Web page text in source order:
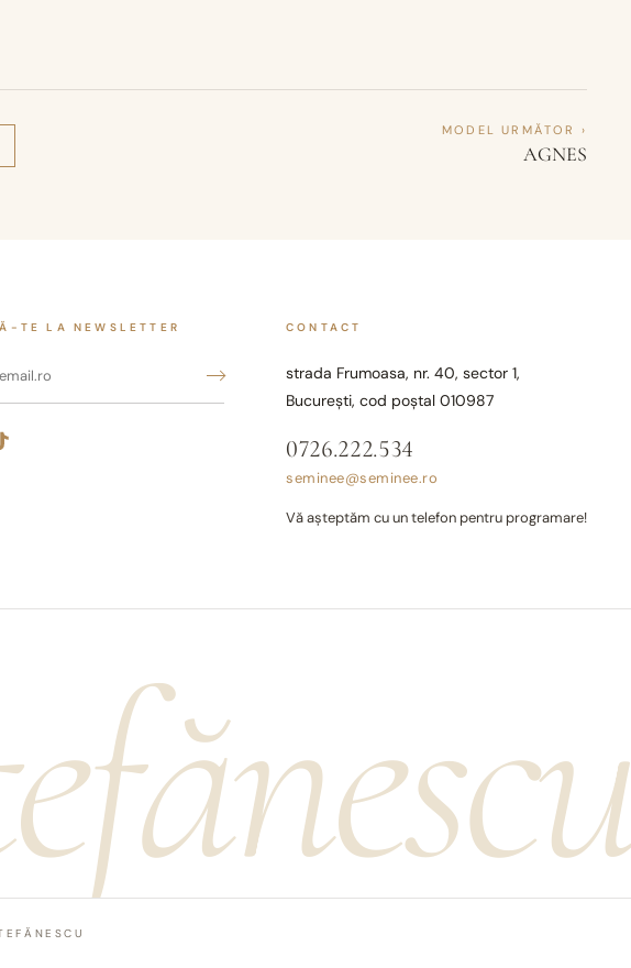
MODEL URMĂTOR ›
AGNES
TE LA NEWSLETTER CONTACT
strada Frumoasa, nr. 40, sector 1,
București, cod poștal 010987
0726.222.534
seminee@seminee.ro
Vă așteptăm cu un telefon pentru programare!